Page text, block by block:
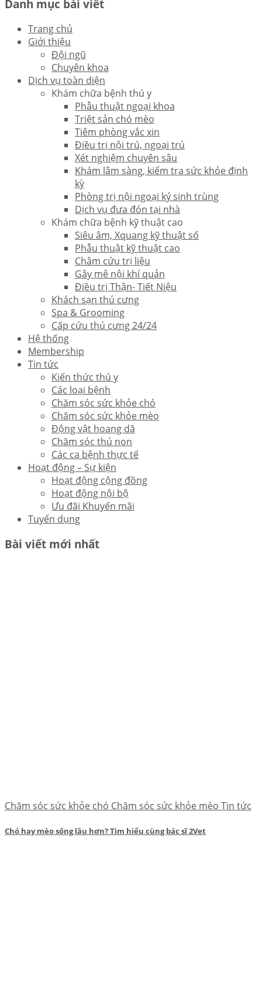
Danh mục bài viết
Trang chủ
Giới thiệu
Đội ngũ
Chuyên khoa
Dịch vụ toàn diện
Khám chữa bệnh thú y
Phẫu thuật ngoại khoa
Triệt sản chó mèo
Tiêm phòng vắc xin
Điều trị nội trú, ngoại trú
Xét nghiệm chuyên sâu
Khám lâm sàng, kiểm tra sức khỏe định
kỳ
Phòng trị nội ngoại ký sinh trùng
Dịch vụ đưa đón tại nhà
Khám chữa bệnh kỹ thuật cao
Siêu âm, Xquang kỹ thuật số
Phẫu thuật kỹ thuật cao
Châm cứu trị liệu
Gây mê nội khí quản
Điều trị Thận- Tiết Niệu
Khách sạn thú cưng
Spa & Grooming
Cấp cứu thú cưng 24/24
Hệ thống
Membership
Tin tức
Kiến thức thú y
Các loại bệnh
Chăm sóc sức khỏe chó
Chăm sóc sức khỏe mèo
Động vật hoang dã
Chăm sóc thú non
Các ca bệnh thực tế
Hoạt động – Sự kiện
Hoạt động cộng đồng
Hoạt động nội bộ
Ưu đãi Khuyến mãi
Tuyển dụng
Bài viết mới nhất
Chăm sóc sức khỏe chó Chăm sóc sức khỏe mèo Tin tức
Chó hay mèo sống lâu hơn? Tìm hiểu cùng bác sĩ 2Vet